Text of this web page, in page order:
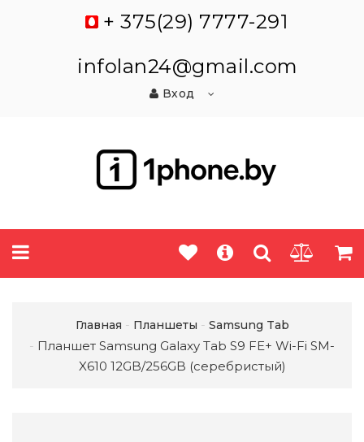
+ 375(29) 7777-291
infolan24@gmail.com
Вход
Главная Планшеты Samsung Tab
Планшет Samsung Galaxy Tab S9 FE+ Wi-Fi SM-
X610 12GB/256GB (серебристый)